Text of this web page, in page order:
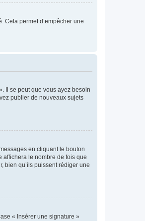
Cela permet d’empêcher une
Il se peut que vous ayez besoin
publier de nouveaux sujets
en cliquant le bouton
affichera le nombre de fois que
bien qu’ils puissent rédiger une
« Insérer une signature »